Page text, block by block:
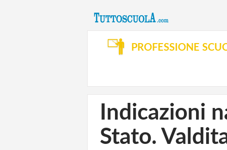
PROFESSIONE
Indicazioni
Stato.